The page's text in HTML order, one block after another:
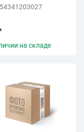
на складе